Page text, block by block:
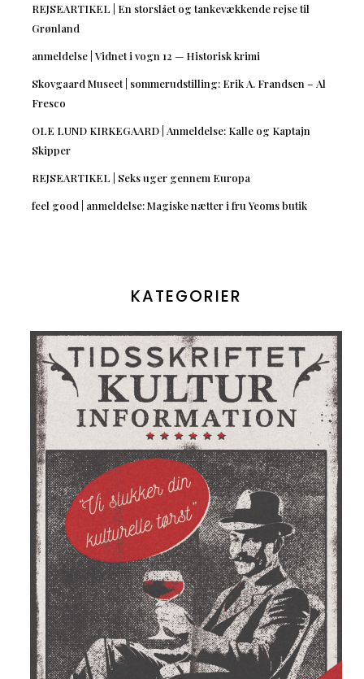
REJSEARTIKEL | En storslået og tankevækkende rejse til
Grønland
anmeldelse | Vidnet i vogn 12 — Historisk krimi
Skovgaard Museet | sommerudstilling: Erik A. Frandsen – Al
Fresco
OLE LUND KIRKEGAARD | Anmeldelse: Kalle og Kaptajn
Skipper
REJSEARTIKEL | Seks uger gennem Europa
feel good | anmeldelse: Magiske nætter i fru Yeoms butik
KATEGORIER